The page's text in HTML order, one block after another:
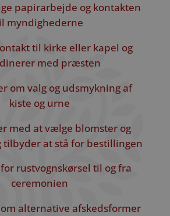
papirarbejde og kontakten
myndighederne
til kirke eller kapel og
med præsten
om valg og udsmykning af
kiste og urne
med at vælge blomster og
tilbyder at stå for bestillingen
rustvognskørsel til og fra
ceremonien
alternative afskedsformer